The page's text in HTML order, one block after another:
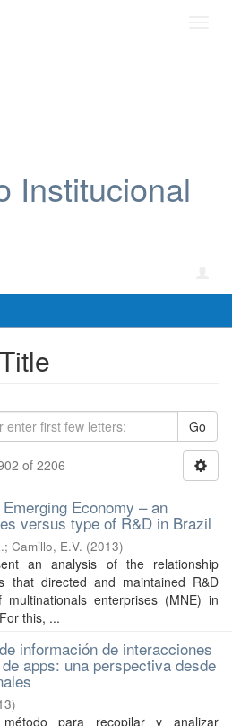
Institucional
Go
of 2206
Economy – an
versus type of R&D in Brazil
; Camillo, E.V. (2013)
an analysis of the relationship
that directed and maintained R&D
enterprises (MNE) in
this, ...
información de interacciones
apps: una perspectiva desde
)
para recopilar y analizar